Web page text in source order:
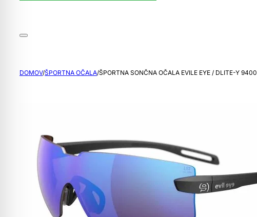
DOMOV/ŠPORTNA OČALA/ŠPORTNA SONČNA OČALA EVILE EYE / DLITE-Y 9400